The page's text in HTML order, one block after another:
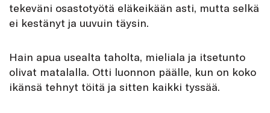
tekeväni osastotyötä eläkeikään asti, mutta selkä
ei kestänyt ja uuvuin täysin.
Hain apua usealta taholta, mieliala ja itsetunto
olivat matalalla. Otti luonnon päälle, kun on koko
ikänsä tehnyt töitä ja sitten kaikki tyssää.